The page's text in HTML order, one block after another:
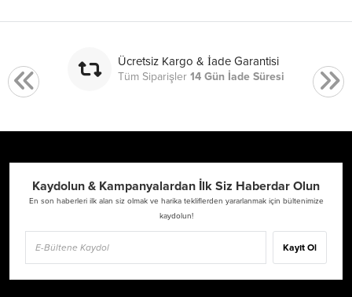
Ücretsiz Kargo & İade Garantisi
Tüm Siparişler14 Gün İade Süresi
Kaydolun & Kampanyalardan İlk Siz Haberdar Olun
En son haberleri ilk alan siz olmak ve harika tekliflerden yararlanmak için bültenimize
kaydolun!
Kayıt Ol